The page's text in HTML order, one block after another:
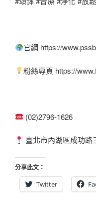
官網 https://
粉絲專頁 https://
(02)2796-1626
臺北市內湖區成功路
分享此文：
Twitter